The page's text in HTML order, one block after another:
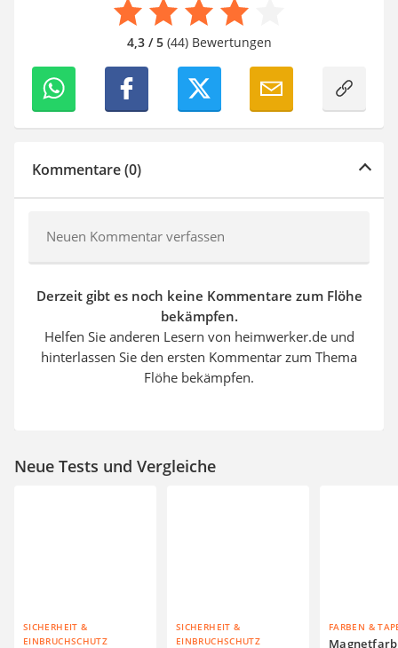
4,3 / 5(44) Bewertungen
Kommentare (0)
Neuen Kommentar verfassen
Derzeit gibt es noch keine Kommentare zum Flöhe
bekämpfen.
Helfen Sie anderen Lesern von heimwerker.de und
hinterlassen Sie den ersten Kommentar zum Thema
Flöhe bekämpfen.
Neue Tests und Vergleiche
SICHERHEIT &
EINBRUCHSCHUTZ
SICHERHEIT &
EINBRUCHSCHUTZ
FARBEN &